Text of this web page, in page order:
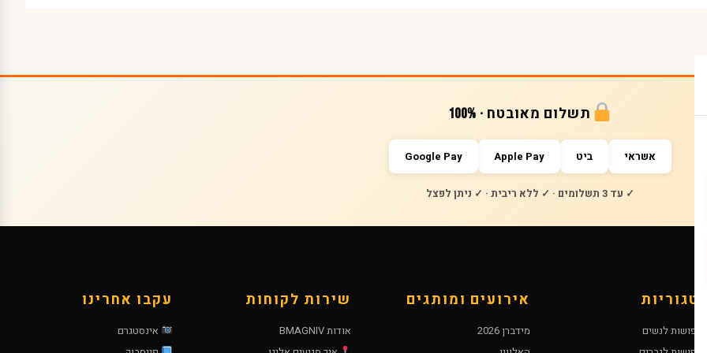
תשלום מאובטח · 100%
אשראי ביט Apple Pay
Google Pay
✓ עד 3 תשלומים · ✓ ללא ריבית · ✓ ניתן לפצל
קטגוריות
תחפושות לנשים
אירועים ומותגים
מידברן 2026
שירות לקוחות
אודות BMAGNIV
עקבו אחרינו
אינסטגרם